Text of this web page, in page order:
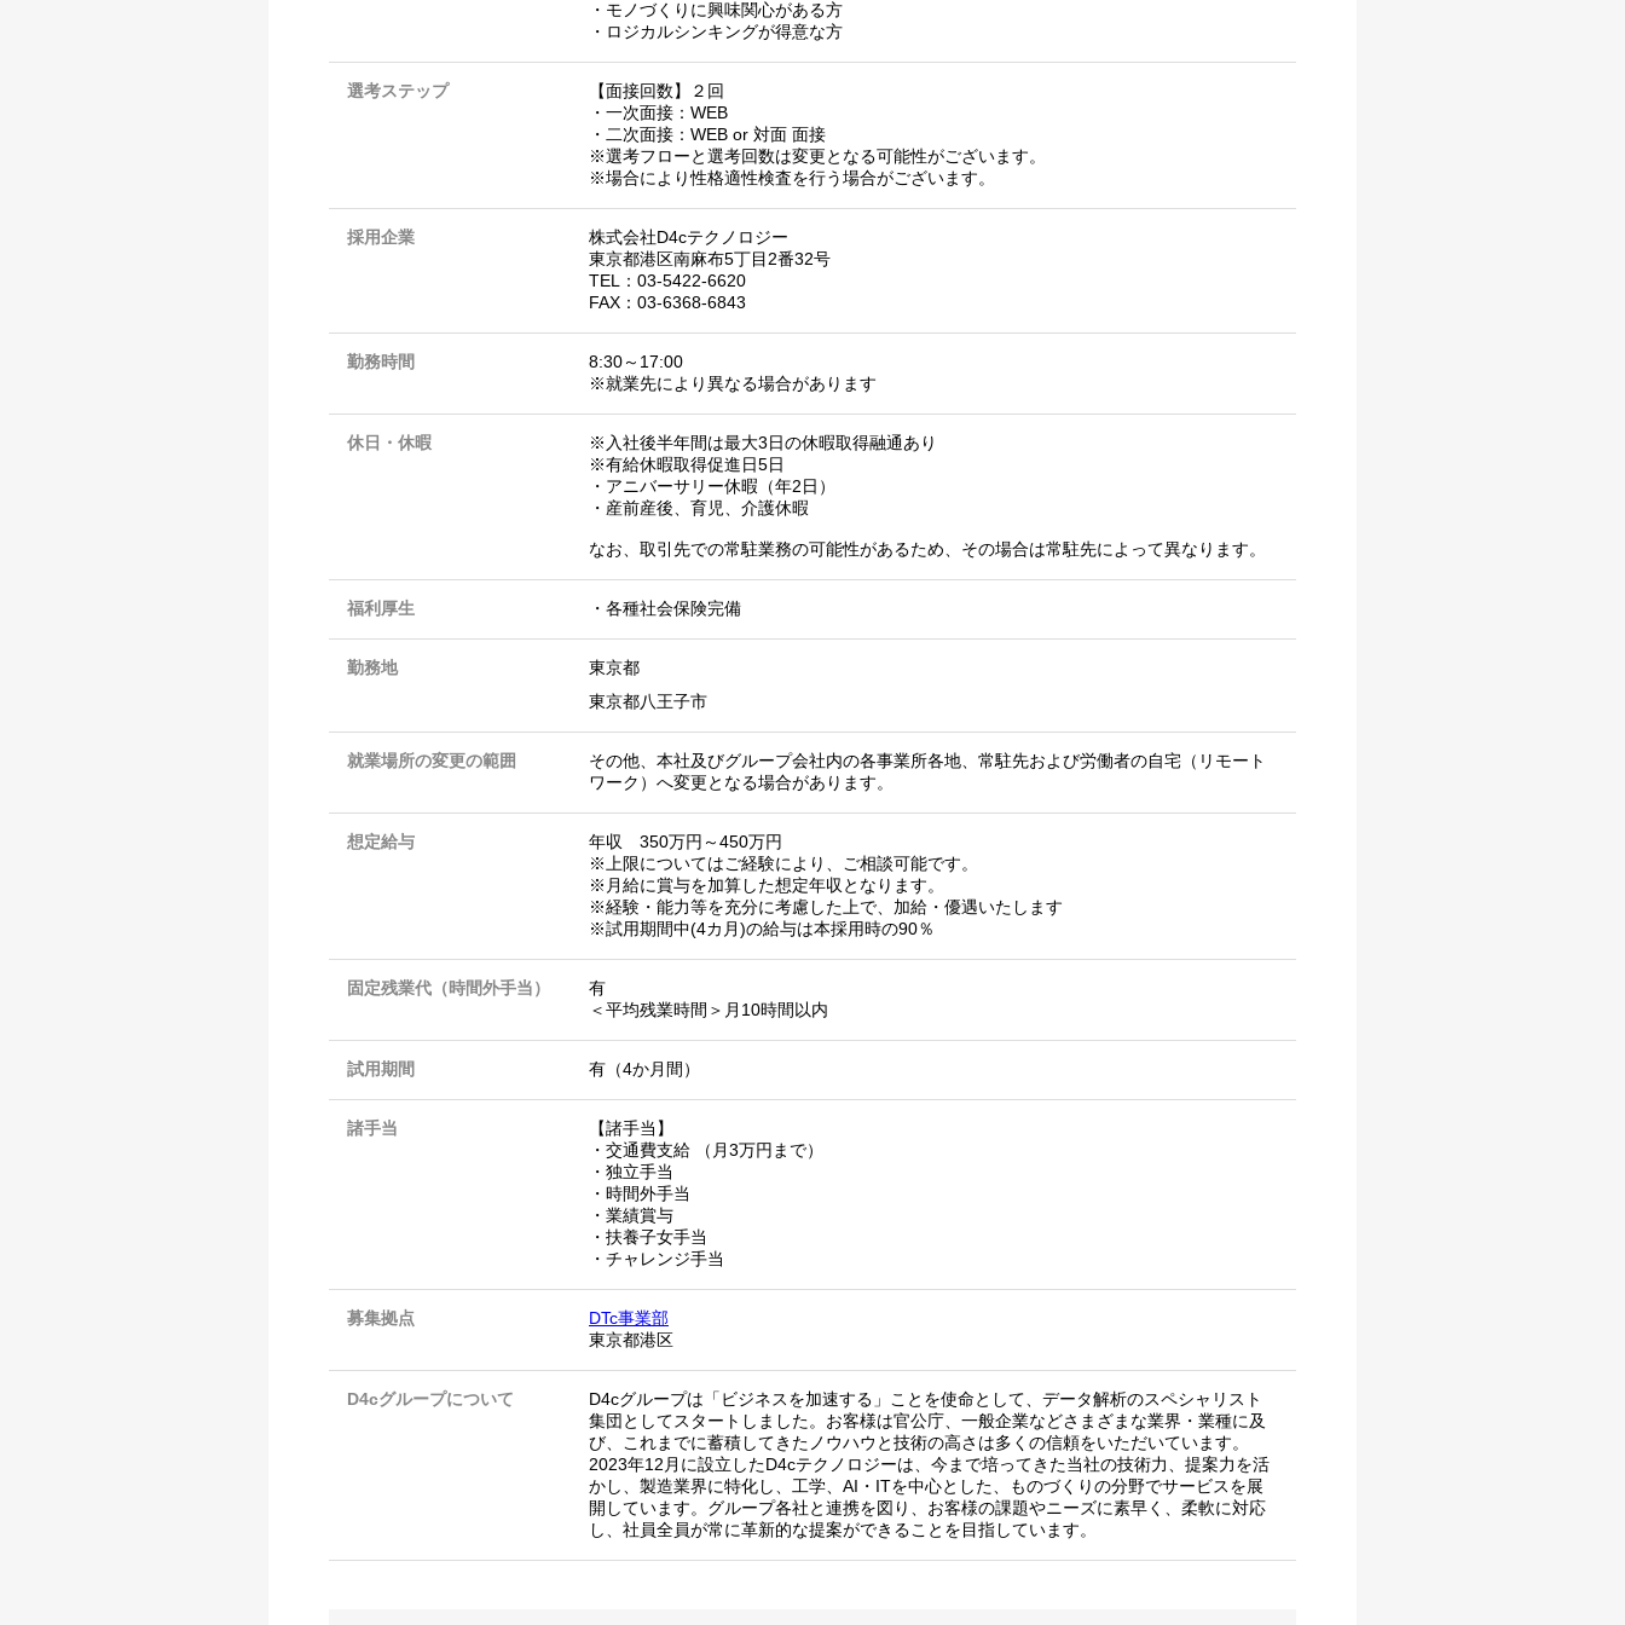
・モノづくりに興味関心がある方
・ロジカルシンキングが得意な方
選考ステップ
【面接回数】２回
・一次面接：WEB
・二次面接：WEB or 対面 面接
※選考フローと選考回数は変更となる可能性がございます。
※場合により性格適性検査を行う場合がございます。
採用企業
株式会社D4cテクノロジー
東京都港区南麻布5丁目2番32号
TEL：03-5422-6620
FAX：03-6368-6843
勤務時間
8:30～17:00
※就業先により異なる場合があります
休日・休暇
※入社後半年間は最大3日の休暇取得融通あり
※有給休暇取得促進日5日
・アニバーサリー休暇（年2日）
・産前産後、育児、介護休暇
なお、取引先での常駐業務の可能性があるため、その場合は常駐先によって異なります。
福利厚生 ・各種社会保険完備
勤務地
東京都
東京都八王子市
就業場所の変更の範囲
その他、本社及びグループ会社内の各事業所各地、常駐先および労働者の自宅（リモート
ワーク）へ変更となる場合があります。
想定給与
年収 350万円～450万円
※上限についてはご経験により、ご相談可能です。
※月給に賞与を加算した想定年収となります。
※経験・能力等を充分に考慮した上で、加給・優遇いたします
※試用期間中(4カ月)の給与は本採用時の90％
固定残業代（時間外手当）
有
＜平均残業時間＞月10時間以内
試用期間 有（4か月間）
諸手当
【諸手当】
・交通費支給 （月3万円まで）
・独立手当
・時間外手当
・業績賞与
・扶養子女手当
・チャレンジ手当
募集拠点
DTc事業部
東京都港区
D4cグループについて
D4cグループは「ビジネスを加速する」ことを使命として、データ解析のスペシャリスト
集団としてスタートしました。お客様は官公庁、一般企業などさまざまな業界・業種に及
び、これまでに蓄積してきたノウハウと技術の高さは多くの信頼をいただいています。
2023年12月に設立したD4cテクノロジーは、今まで培ってきた当社の技術力、提案力を活
かし、製造業界に特化し、工学、AI・ITを中心とした、ものづくりの分野でサービスを展
開しています。グループ各社と連携を図り、お客様の課題やニーズに素早く、柔軟に対応
し、社員全員が常に革新的な提案ができることを目指しています。